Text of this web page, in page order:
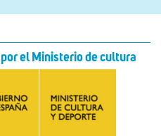
el Ministerio de cultura